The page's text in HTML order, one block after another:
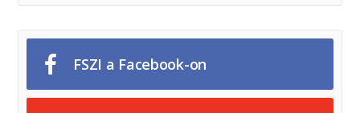
FSZI a Facebook-on